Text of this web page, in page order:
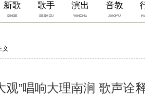
新歌
XINGE
歌手
GESHOU
演出
YANCHU
音教
JIAOYU
文
观”唱响大理南涧 歌声诠